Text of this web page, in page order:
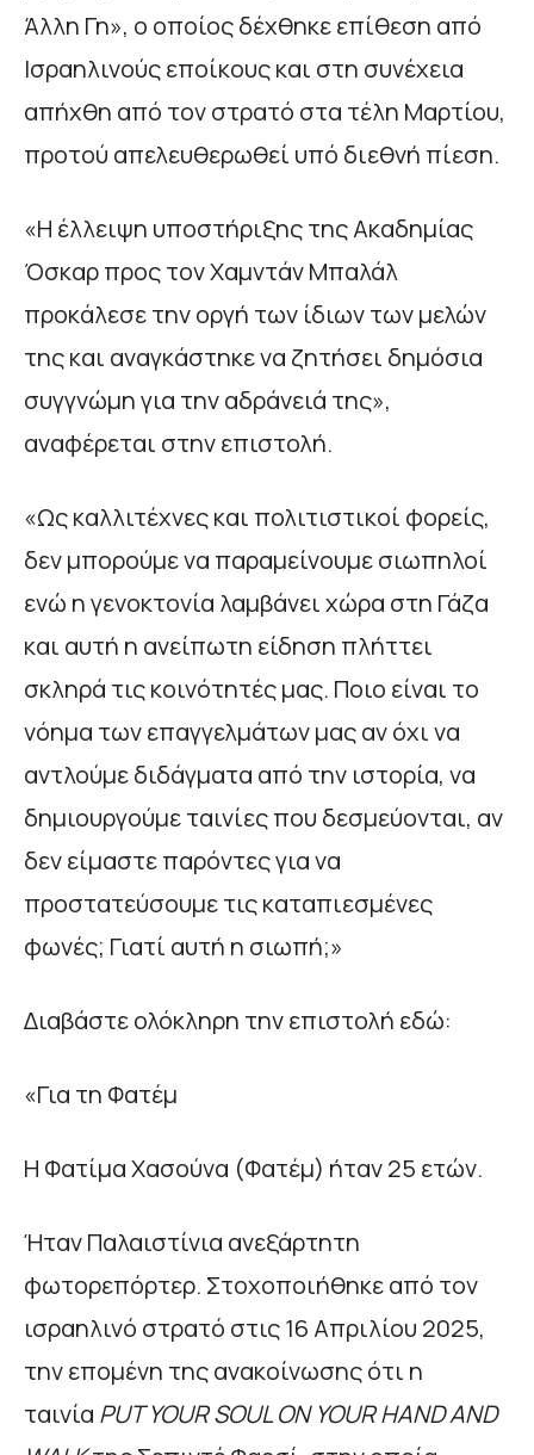
Άλλη Γη», ο οποίος δέχθηκε επίθεση από
Ισραηλινούς εποίκους και στη συνέχεια
απήχθη από τον στρατό στα τέλη Μαρτίου,
προτού απελευθερωθεί υπό διεθνή πίεση.
«Η έλλειψη υποστήριξης της Ακαδημίας
Όσκαρ προς τον Χαμντάν Μπαλάλ
προκάλεσε την οργή των ίδιων των μελών
της και αναγκάστηκε να ζητήσει δημόσια
συγγνώμη για την αδράνειά της»,
αναφέρεται στην επιστολή.
«Ως καλλιτέχνες και πολιτιστικοί φορείς,
δεν μπορούμε να παραμείνουμε σιωπηλοί
ενώ η γενοκτονία λαμβάνει χώρα στη Γάζα
και αυτή η ανείπωτη είδηση πλήττει
σκληρά τις κοινότητές μας. Ποιο είναι το
νόημα των επαγγελμάτων μας αν όχι να
αντλούμε διδάγματα από την ιστορία, να
δημιουργούμε ταινίες που δεσμεύονται, αν
δεν είμαστε παρόντες για να
προστατεύσουμε τις καταπιεσμένες
φωνές; Γιατί αυτή η σιωπή;»
Διαβάστε ολόκληρη την επιστολή εδώ:
«Για τη Φατέμ
Η Φατίμα Χασούνα (Φατέμ) ήταν 25 ετών.
Ήταν Παλαιστίνια ανεξάρτητη
φωτορεπόρτερ. Στοχοποιήθηκε από τον
ισραηλινό στρατό στις 16 Απριλίου 2025,
την επομένη της ανακοίνωσης ότι η
ταινία PUT YOUR SOUL ON YOUR HAND AND